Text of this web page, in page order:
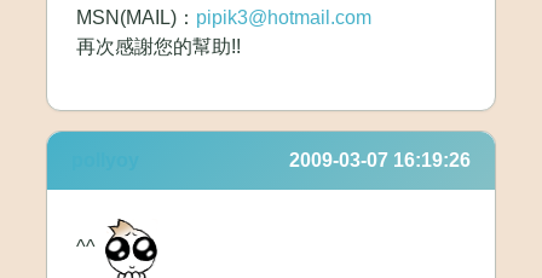
MSN(MAIL)： pipik3@hotmail.com
再次感謝您的幫助!!
2009-03-07 16:19:26
^^